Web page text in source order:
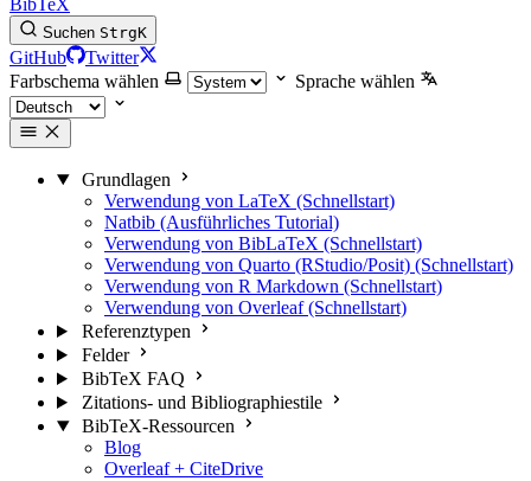
BibTeX
Suchen StrgK
GitHub
Twitter
Farbschema wählen
Sprache wählen
Grundlagen
Verwendung von LaTeX (Schnellstart)
Natbib (Ausführliches Tutorial)
Verwendung von BibLaTeX (Schnellstart)
Verwendung von Quarto (RStudio/Posit) (Schnellstart)
Verwendung von R Markdown (Schnellstart)
Verwendung von Overleaf (Schnellstart)
Referenztypen
Felder
BibTeX FAQ
Zitations- und Bibliographiestile
BibTeX-Ressourcen
Blog
Overleaf + CiteDrive